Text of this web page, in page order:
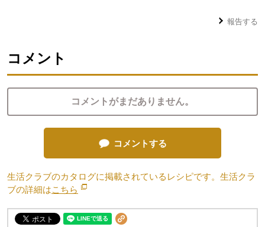
報告する
コメント
コメントがまだありません。
コメントする
生活クラブのカタログに掲載されているレシピです。生活クラ
ブの詳細はこちら 別のウィンドウで開きます。